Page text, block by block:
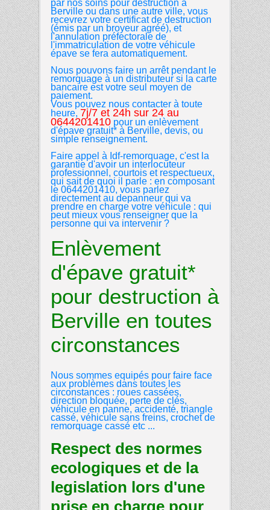
par nos soins pour destruction à
Berville ou dans une autre ville, vous
recevrez votre certificat de destruction
(émis par un broyeur agréé), et
l'annulation préfectorale de
l'immatriculation de votre véhicule
épave se fera automatiquement.
Nous pouvons faire un arrêt pendant le
remorquage à un distributeur si la carte
bancaire est votre seul moyen de
paiement.
Vous pouvez nous contacter à toute
heure, 7j/7 et 24h sur 24 au
0644201410 pour un enlèvement
d'épave gratuit* à Berville, devis, ou
simple renseignement.
Faire appel à Idf-remorquage, c'est la
garantie d'avoir un interlocuteur
professionnel, courtois et respectueux,
qui sait de quoi il parle : en composant
le 0644201410, vous parlez
directement au depanneur qui va
prendre en charge votre véhicule : qui
peut mieux vous renseigner que la
personne qui va intervenir ?
Enlèvement
d'épave gratuit*
pour destruction à
Berville en toutes
circonstances
Nous sommes equipés pour faire face
aux problèmes dans toutes les
circonstances : roues cassées,
direction bloquée, perte de clés,
véhicule en panne, accidenté, triangle
cassé, véhicule sans freins, crochet de
remorquage cassé etc ...
Respect des normes
ecologiques et de la
legislation lors d'une
prise en charge pour